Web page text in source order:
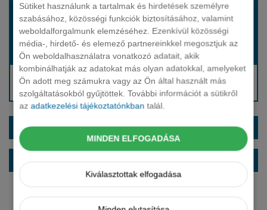
Sütiket használunk a tartalmak és hirdetések személyre
szabásához, közösségi funkciók biztosításához, valamint
weboldalforgalmunk elemzéséhez. Ezenkívül közösségi
média-, hirdető- és elemező partnereinkkel megosztjuk az
Ön weboldalhasználatra vonatkozó adatait, akik
kombinálhatják az adatokat más olyan adatokkal, amelyeket
Ön adott meg számukra vagy az Ön által használt más
szolgáltatásokból gyűjtöttek. További információt a sütikről
azadatkezelési tájékoztatónkban talál.
MINDEN ELFOGADÁSA
Kiválasztottak elfogadása
Bérleti díj:
Hívjon bennünket!
Induló bérleti díj: Hívjon bennünket!
Hívjon: +36 1 888 0088
Kérjen visszahívást!
EXTRÁK ÉS SZÍNEK